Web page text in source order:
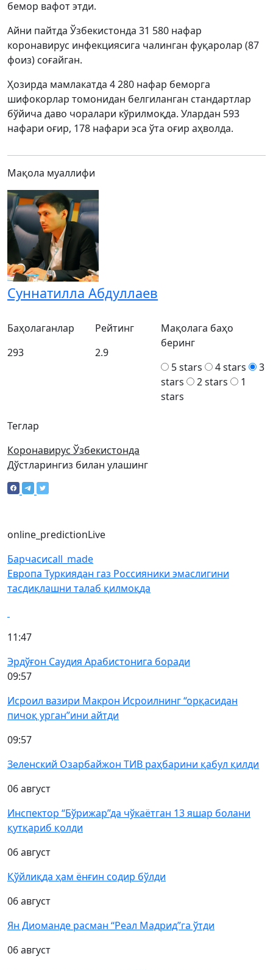
бемор вафот этди.
Айни пайтда Ўзбекистонда 31 580 нафар
коронавирус инфекциясига чалинган фуқаролар (87
фоиз) соғайган.
Ҳозирда мамлакатда 4 280 нафар беморга
шифокорлар томонидан белгиланган стандартлар
бўйича даво чоралари кўрилмоқда. Улардан 593
нафари оғир, 178 нафари эса ўта оғир аҳволда.
Мақола муаллифи
Суннатилла Абдуллаев
Теглар
Коронавирус Ўзбекистонда
Баҳолаганлар
293
Рейтинг
2.9
Мақолага баҳо
беринг
5 stars
4 stars
3
stars
2 stars
1
stars
Дўстларингиз билан улашинг
online_predictionLive
Барчасиcall_made
Европа Туркиядан газ Россияники эмаслигини
тасдиқлашни талаб қилмоқда
11:47
Эрдўғон Саудия Арабистонига боради
09:57
Исроил вазири Макрон Исроилнинг “орқасидан
пичоқ урган”ини айтди
09:57
Зеленский Озарбайжон ТИВ раҳбарини қабул қилди
06 август
Инспектор “Бўрижар”да чўкаётган 13 яшар болани
қутқариб қолди
06 август
Қўйлиқда ҳам ёнғин содир бўлди
06 август
Ян Диоманде расман “Реал Мадрид”га ўтди
06 август